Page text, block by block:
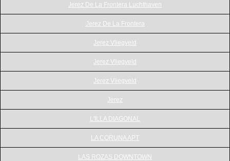
Jerez De La Frontera Luchthaven
Jerez De La Frontera
Jerez Vliegveld
Jerez Vliegveld
Jerez Vliegveld
Jerez
L'ILLA DIAGONAL
LA CORUNA APT
LAS ROZAS DOWNTOWN